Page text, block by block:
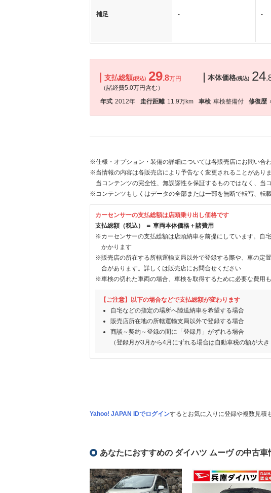
補足 - -
支払総額(税込) 29.8万円
（諸経費5.0万円含む）
本体価格(税込) 24
年式 2012年 走行距離 11.9万km 車検 車検整備付 修復歴
※仕様・オプション・装備の詳細については各販売店にお問い合わ
※当情報の内容は各販売店により予告なく変更されることがあり
当コンテンツの完全性、無誤謬性を保証するものではなく、当
※コンテンツもしくはデータの全部または一部を無断で転写、転
カーセンサーの支払総額は店頭乗り出し価格です
支払総額（税込） ＝ 車両本体価格＋諸費用
※カーセンサーの支払総額は店頭納車を前提にしています。自
かかります
※販売店の所在する所轄運輸支局以外で登録する際や、車の定
合があります。詳しくは販売店にお問合せください
※車検の切れた車両の場合、車検を取得するために必要な費用
【ご注意】以下の場合などで支払総額が変わります
自宅などの指定の場所へ陸送納車を希望する場合
販売店所在地の所轄運輸支局以外で登録する場合
商談～契約～登録の間に「登録月」がずれる場合
（登録月が3月から4月にずれる場合は自動車税の額が大き
Yahoo! JAPAN IDでログインするとお気に入りに登録や複数見積
あなたにおすすめの ダイハツ ムーヴ の中古車